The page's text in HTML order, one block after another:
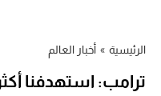
الرئيسية » أخبار العالم